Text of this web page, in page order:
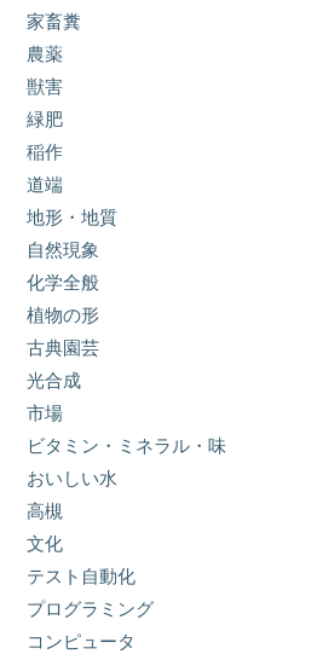
家畜糞
農薬
獣害
緑肥
稲作
道端
地形・地質
自然現象
化学全般
植物の形
古典園芸
光合成
市場
ビタミン・ミネラル・味
おいしい水
高槻
文化
テスト自動化
プログラミング
コンピュータ